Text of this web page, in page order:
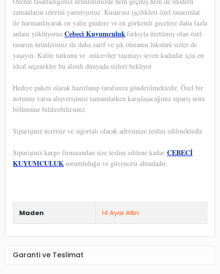
zamanların izlerini yansıtıyoruz. Kusursuz işçilikleri özel tasarımlar
ile harmanlayarak en yalın günlere ve en görkemli gecelere daha fazla
anlam yüklüyoruz.Cebeci Kuyumculukfarkıyla üretilmiş olan özel
tasarım ürünlerimiz ile daha zarif ve şık olmanın lüksünü sizler de
yaşayın. Kalite tutkunu ve mücevher taşımayı seven kadınlar için en
ideal seçenekler bu alımlı dünyada sizleri bekliyor
Hediye paketi olarak hazırlanıp tarafınıza gönderilmektedir. Özel bir
notunuz varsa alışverişinizi tamamlarken karşılaşacağınız sipariş notu
bölümüne bildirebilirsiniz.
Siparişiniz ücretsiz ve sigortalı olarak adresinize teslim edilmektedir.
Siparişiniz kargo firmasından size teslim edilene kadar CEBECİ
KUYUMCULUKsorumluluğu ve güvencesi altındadır.
Maden 14 Ayar Altın
Garanti ve Teslimat